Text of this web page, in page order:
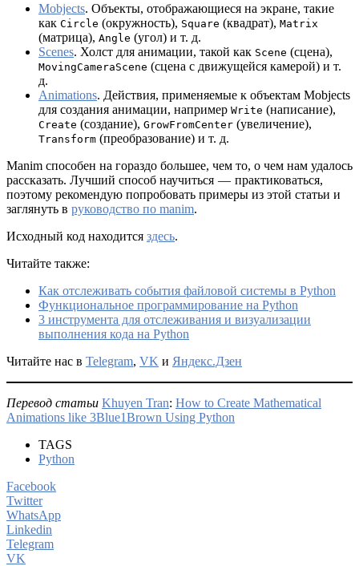
Mobjects. Объекты, отображающиеся на экране, такие
как Circle (окружность), Square (квадрат), Matrix
(матрица), Angle (угол) и т. д.
Scenes. Холст для анимации, такой как Scene (сцена),
MovingCameraScene (сцена с движущейся камерой) и т.
д.
Animations. Действия, применяемые к объектам Mobjects
для создания анимации, например Write (написание),
Create (создание), GrowFromCenter (увеличение),
Transform (преобразование) и т. д.
Manim способен на гораздо большее, чем то, о чем нам удалось
рассказать. Лучший способ научиться — практиковаться,
поэтому рекомендую попробовать примеры из этой статьи и
заглянуть в руководство по manim.
Исходный код находится здесь.
Читайте также:
Как отслеживать события файловой системы в Python
Функциональное программирование на Python
3 инструмента для отслеживания и визуализации
выполнения кода на Python
Читайте нас в Telegram, VK и Яндекс.Дзен
Перевод статьи Khuyen Tran: How to Create Mathematical
Animations like 3Blue1Brown Using Python
TAGS
Python
Facebook
Twitter
WhatsApp
Linkedin
Telegram
VK